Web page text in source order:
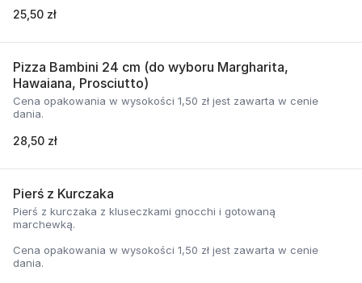
25,50 zł
Pizza Bambini 24 cm (do wyboru Margharita,
Hawaiana, Prosciutto)
Cena opakowania w wysokości 1,50 zł jest zawarta w cenie
dania.
28,50 zł
Pierś z Kurczaka
Pierś z kurczaka z kluseczkami gnocchi i gotowaną
marchewką.
Cena opakowania w wysokości 1,50 zł jest zawarta w cenie
dania.